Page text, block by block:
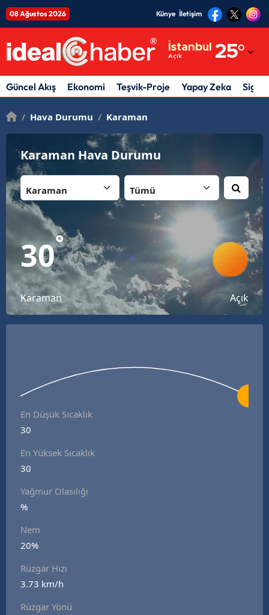
08 Ağustos 2026 Künye İletişim
İstanbul
Açık 25°
Adıyaman
Afyonkarahisar
Amasya
Antalya
Artvin
Balıkesir
Bilecik
Bingöl
Burdur
Güncel Akış Ekonomi Teşvik-Proje Yapay Zeka
/ Hava Durumu / Karaman
Karaman Hava Durumu
30°
Karaman Açık
En Düşük Sıcaklık
30
En Yüksek Sıcaklık
30
Yağmur Olasılığı
%
Nem
20%
Rüzgar Hızı
3.73 km/h
Rüzgar Yönü